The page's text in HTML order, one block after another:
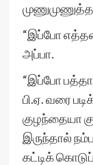
“இப்போ
அப்பா.
“இப்போ
பி.ஏ. வரை
குழந்தையா
இருந்தால்
கட்டிக்